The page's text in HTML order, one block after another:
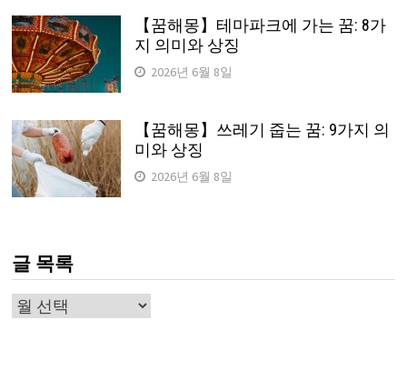
【꿈해몽】테마파크에 가는 꿈: 8가
지 의미와 상징
2026년 6월 8일
【꿈해몽】쓰레기 줍는 꿈: 9가지 의
미와 상징
2026년 6월 8일
글 목록
글